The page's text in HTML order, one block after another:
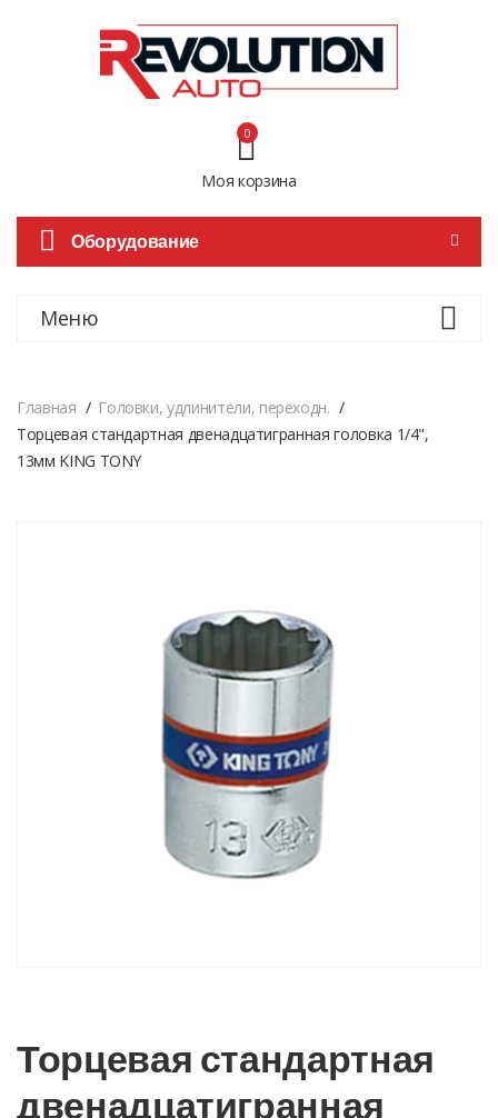
Моя корзина
0
Оборудование
Меню
Главная
Головки, удлинители, переходн.
Торцевая стандартная двенадцатигранная головка 1/4",
13мм KING TONY
Торцевая стандартная
двенадцатигранная